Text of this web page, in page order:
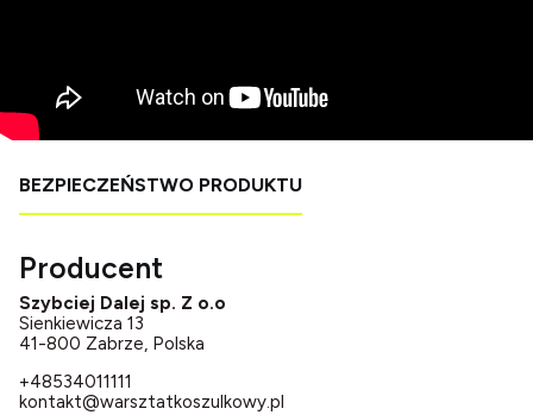
BEZPIECZEŃSTWO PRODUKTU
Producent
Szybciej Dalej sp. Z o.o
Sienkiewicza 13
41-800 Zabrze, Polska
+48534011111
kontakt@warsztatkoszulkowy.pl